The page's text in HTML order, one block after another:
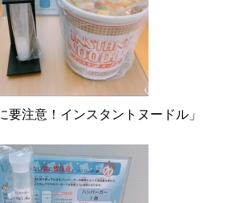
要注意！インスタントヌードル」